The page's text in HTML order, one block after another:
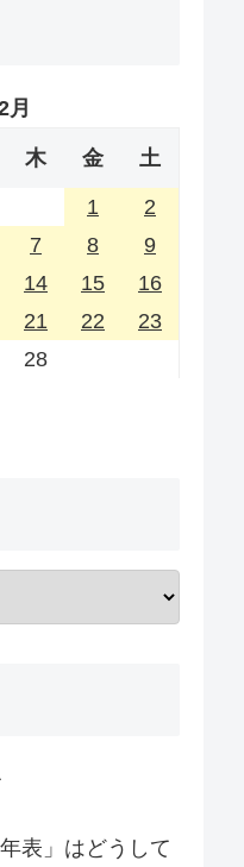
月
木 金 土
1
2
7 8
9
14 15
16
21 22
23
28
表」はどうして